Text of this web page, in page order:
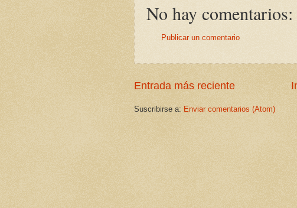
No hay comentarios:
Publicar un comentario
Entrada más reciente
Suscribirse a: Enviar comentarios (Atom)